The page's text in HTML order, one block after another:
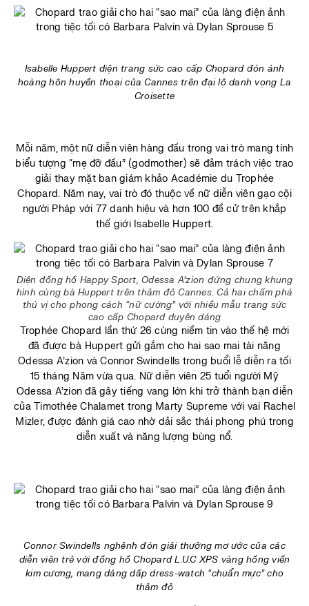
Isabelle Huppert diện trang sức cao cấp Chopard đón ánh
hoàng hôn huyền thoại của Cannes trên đại lộ danh vọng La
Croisette
Mỗi năm, một nữ diễn viên hàng đầu trong vai trò mang tính
biểu tượng “mẹ đỡ đầu” (godmother) sẽ đảm trách việc trao
giải thay mặt ban giám khảo Académie du Trophée
Chopard. Năm nay, vai trò đó thuộc về nữ diễn viên gạo cội
người Pháp với 77 danh hiệu và hơn 100 đề cử trên khắp
thế giới Isabelle Huppert.
Diện đồng hồ Happy Sport, Odessa A’zion đứng chung khung
hình cùng bà Huppert trên thảm đỏ Cannes. Cả hai chấm phá
thú vị cho phong cách “nữ cường” với nhiều mẫu trang sức
cao cấp Chopard duyên dáng
Trophée Chopard lần thứ 26 cùng niềm tin vào thế hệ mới
đã được bà Huppert gửi gắm cho hai sao mai tài năng
Odessa A’zion và Connor Swindells trong buổi lễ diễn ra tối
15 tháng Năm vừa qua. Nữ diễn viên 25 tuổi người Mỹ
Odessa A’zion đã gây tiếng vang lớn khi trở thành bạn diễn
của Timothée Chalamet trong Marty Supreme với vai Rachel
Mizler, được đánh giá cao nhờ dải sắc thái phong phú trong
diễn xuất và năng lượng bùng nổ.
Connor Swindells nghênh đón giải thưởng mơ ước của các
diễn viên trẻ với đồng hồ Chopard L.U.C XPS vàng hồng viền
kim cương, mang dáng dấp dress-watch “chuẩn mực” cho
thảm đỏ